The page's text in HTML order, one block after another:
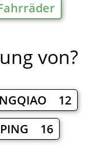
von?
12
16